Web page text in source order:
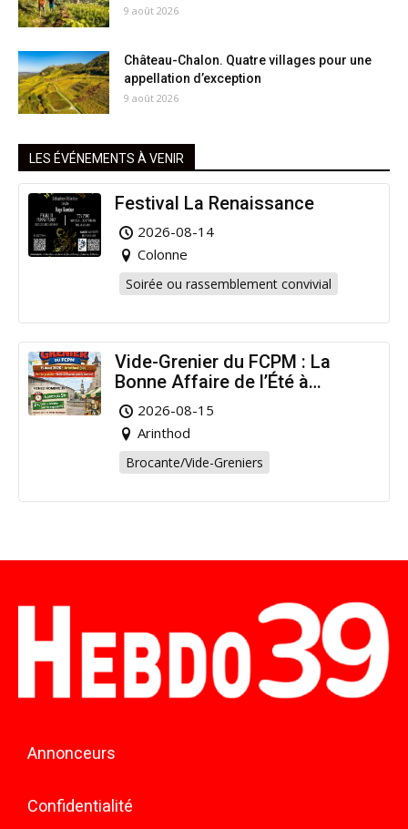
9 août 2026
Château-Chalon. Quatre villages pour une
appellation d’exception
9 août 2026
LES ÉVÉNEMENTS À VENIR
Festival La Renaissance
2026-08-14
Colonne
Soirée ou rassemblement convivial
Vide-Grenier du FCPM : La
Bonne Affaire de l’Été à
Arinthod !
2026-08-15
Arinthod
Brocante/Vide-Greniers